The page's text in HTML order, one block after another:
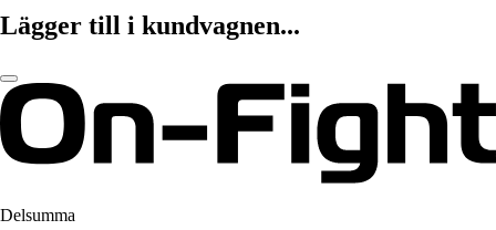
Lägger till i kundvagnen...
Delsumma